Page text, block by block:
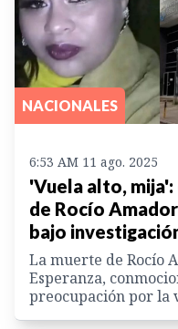
NACIONALES
6:53 AM 11 ago. 2025
'Vuela alto,
de Rocío
bajo
La muerte de Rocío
Esperanza,
preocupación por la